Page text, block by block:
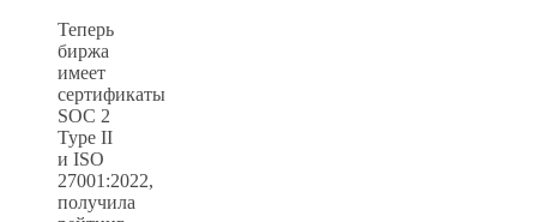
Теперь
биржа
имеет
сертификаты
SOC 2
Type II
и ISO
27001:2022,
получила